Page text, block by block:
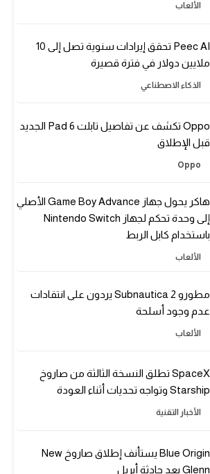
الألعاب
Peec AI تحقق إيرادات سنوية تصل إلى 10
ملايين دولار في فترة قصيرة
الذكاء الاصطناعي
Oppo تكشف عن تفاصيل تابلت Pad 6 الجديد
قبل الإطلاق
Oppo
هاكر يحول جهاز Game Boy Advance الأصلي
إلى وحدة تحكم لجهاز Nintendo Switch
باستخدام كابل الربط
الألعاب
مطورو Subnautica 2 يردون على انتقادات
عدم وجود أسلحة
الألعاب
SpaceX تطلق النسخة الثالثة من صاروخ
Starship وتواجه تحديات أثناء العودة
الأخبار التقنية
Blue Origin يستأنف إطلاق صاروخ New
Glenn بعد حادثة أبريل